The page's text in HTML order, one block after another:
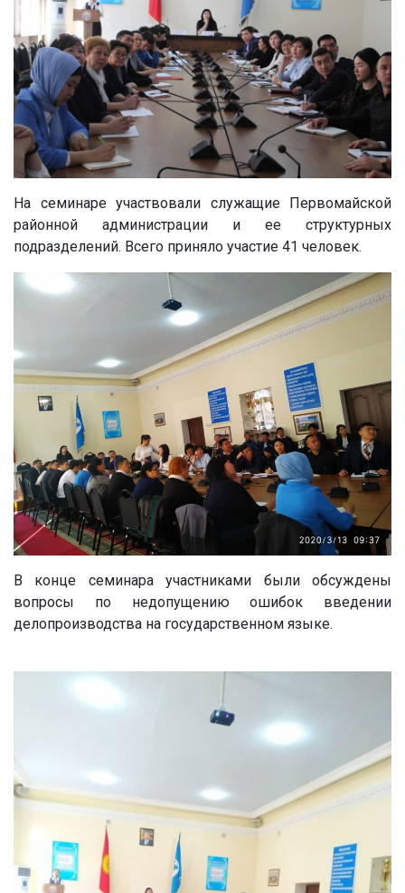
На семинаре участвовали служащие Первомайской
районной администрации и ее структурных
подразделений. Всего приняло участие 41 человек.
В конце семинара участниками были обсуждены
вопросы по недопущению ошибок введении
делопроизводства на государственном языке.